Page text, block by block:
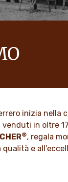
inizia nella
venduti in oltre
®, regala
qualità e